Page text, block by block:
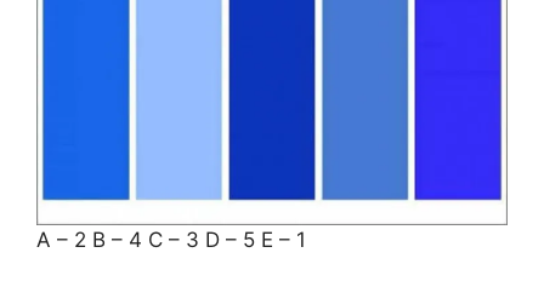
A – 2 B – 4 C – 3 D – 5 E – 1